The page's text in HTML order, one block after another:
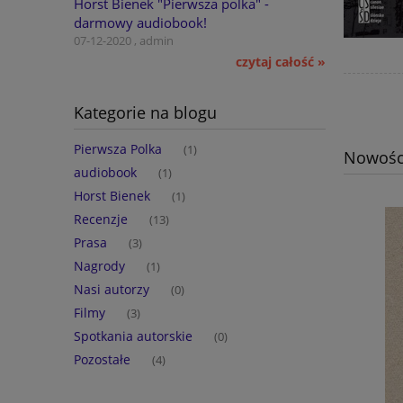
darmowy audiobook!
07-12-2020 , admin
czytaj całość »
Kategorie na blogu
Pierwsza Polka (1)
audiobook (1)
Horst Bienek (1)
Recenzje (13)
Prasa (3)
Nagrody (1)
Nasi autorzy (0)
Filmy (3)
Spotkania autorskie (0)
Pozostałe (4)